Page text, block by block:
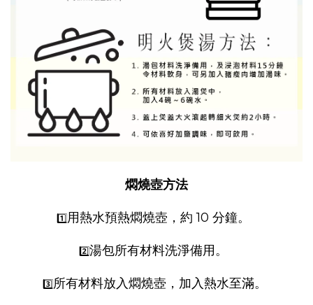
燜燒壺方法
1️⃣用熱水預熱燜燒壺，約 10 分鐘。
2️⃣湯包所有材料洗淨備用。
3️⃣所有材料放入燜燒壺，加入熱水至滿。